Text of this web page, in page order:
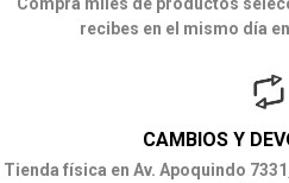
recibes en el mismo día
CAMBIOS Y
Tienda física en Av. Apoquindo